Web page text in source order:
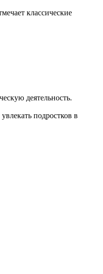
классические
деятельность.
подростков в